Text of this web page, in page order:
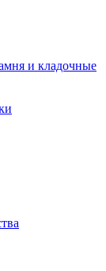
и кладочные